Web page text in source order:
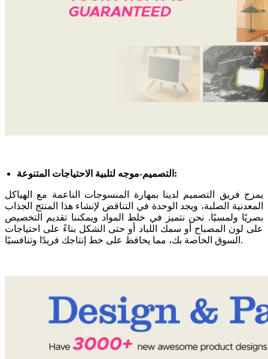
التصميم-موجه لتلبية الاحتياجات المتنوعة:
يمزج فريق التصميم لدينا بمهارة المنسوجات الناعمة مع الهياكل
المعدنية الصلبة، ويجد الوحدة في التناقض لإنشاء هذا المنتج الجذاب
بصريًا ولمسيًا. نحن نتميز في خلط المواد ويمكننا تقديم التخصيص
على لون المصباح أو سمك اللباد أو حتى الشكل بناءً على احتياجات
السوق الخاصة بك، مما يحافظ على خط إنتاجك فريدًا وتنافسيًا.